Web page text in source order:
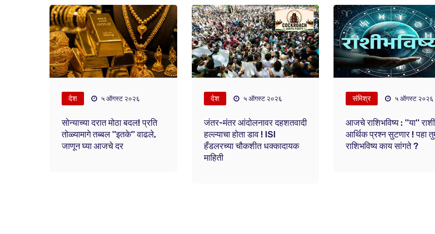
देश ५ ऑगस्ट २०२६
सोन्याच्या दरात मोठा बदल! प्रति
तोळ्यामागे तब्बल ''इतके'' वाढले,
जाणून घ्या आजचे दर
देश ५ ऑगस्ट २०२६
जंतर-मंतर आंदोलनावर दहशतवादी
हल्ल्याचा होता डाव ! ISI
हँडलरच्या चौकशीत धक्कादायक
माहिती
संमिश्र ५ ऑगस्ट २०२६
आजचे राशिभविष्य : ''या''
आर्थिक प्रश्न सुटणार ! पहा
राशिभविष्य काय सांगते ?